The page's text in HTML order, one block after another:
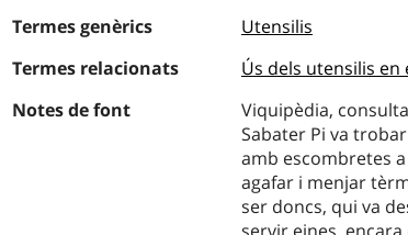
Termes genèrics
Utensilis
Termes relacionats
Ús dels utensilis en
Notes de font
Viquipèdia,
Sabater Pi va
amb escombretes
agafar i menjar
ser doncs, qui va